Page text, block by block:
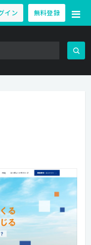
イン 無料登録